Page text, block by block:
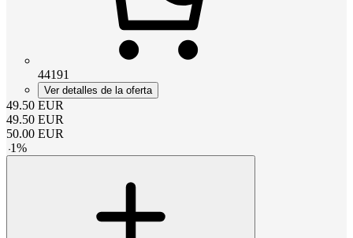
44191
Ver detalles de la oferta
49.50 EUR
49.50 EUR
50.00 EUR
-1%